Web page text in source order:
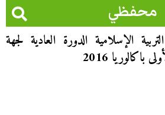
محفظي
الإسلامية الدورة العادية لجهة
2016